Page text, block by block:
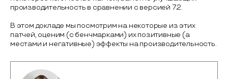
производительность в сравнении с версией 7.2.
В этом докладе мы посмотрим на некоторые из этих
патчей, оценим (с бенчмарками) их позитивные (а
местами и негативные) эффекты на производительность.